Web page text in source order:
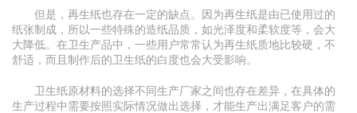
但是，再生纸也存在一定的缺点。因为再生纸是由已使用过的
纸张制成，所以一些特殊的造纸品质，如光泽度和柔软度等，会大
大降低。在卫生产品中，一些用户常常认为再生纸质地比较硬，不
舒适，而且制作后的卫生纸的白度也会大受影响。
卫生纸原材料的选择不同生产厂家之间也存在差异，在具体的
生产过程中需要按照实际情况做出选择，才能生产出满足客户的需